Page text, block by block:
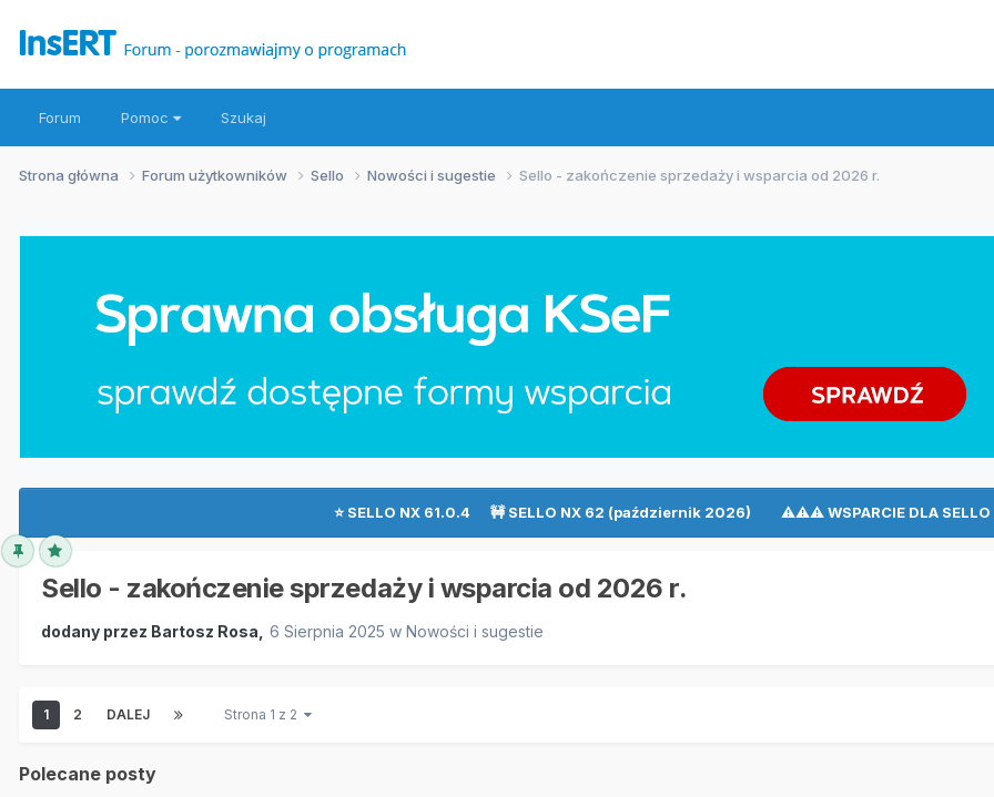
Forum Pomoc Szukaj
Strona główna Forum użytkowników Sello Nowości i sugestie Sello - zakończenie sprzedaży i wsparcia od 2026 r.
⭐ SELLO NX 61.0.4 🚧 SELLO NX 62 (październik 2026) ⚠⚠⚠ WSPARCIE DLA
Sello - zakończenie sprzedaży i wsparcia od 2026 r.
dodany przez Bartosz Rosa 6 Sierpnia 2025 w Nowości i sugestie
1 2 DALEJ Strona 1 z 2
Polecane posty